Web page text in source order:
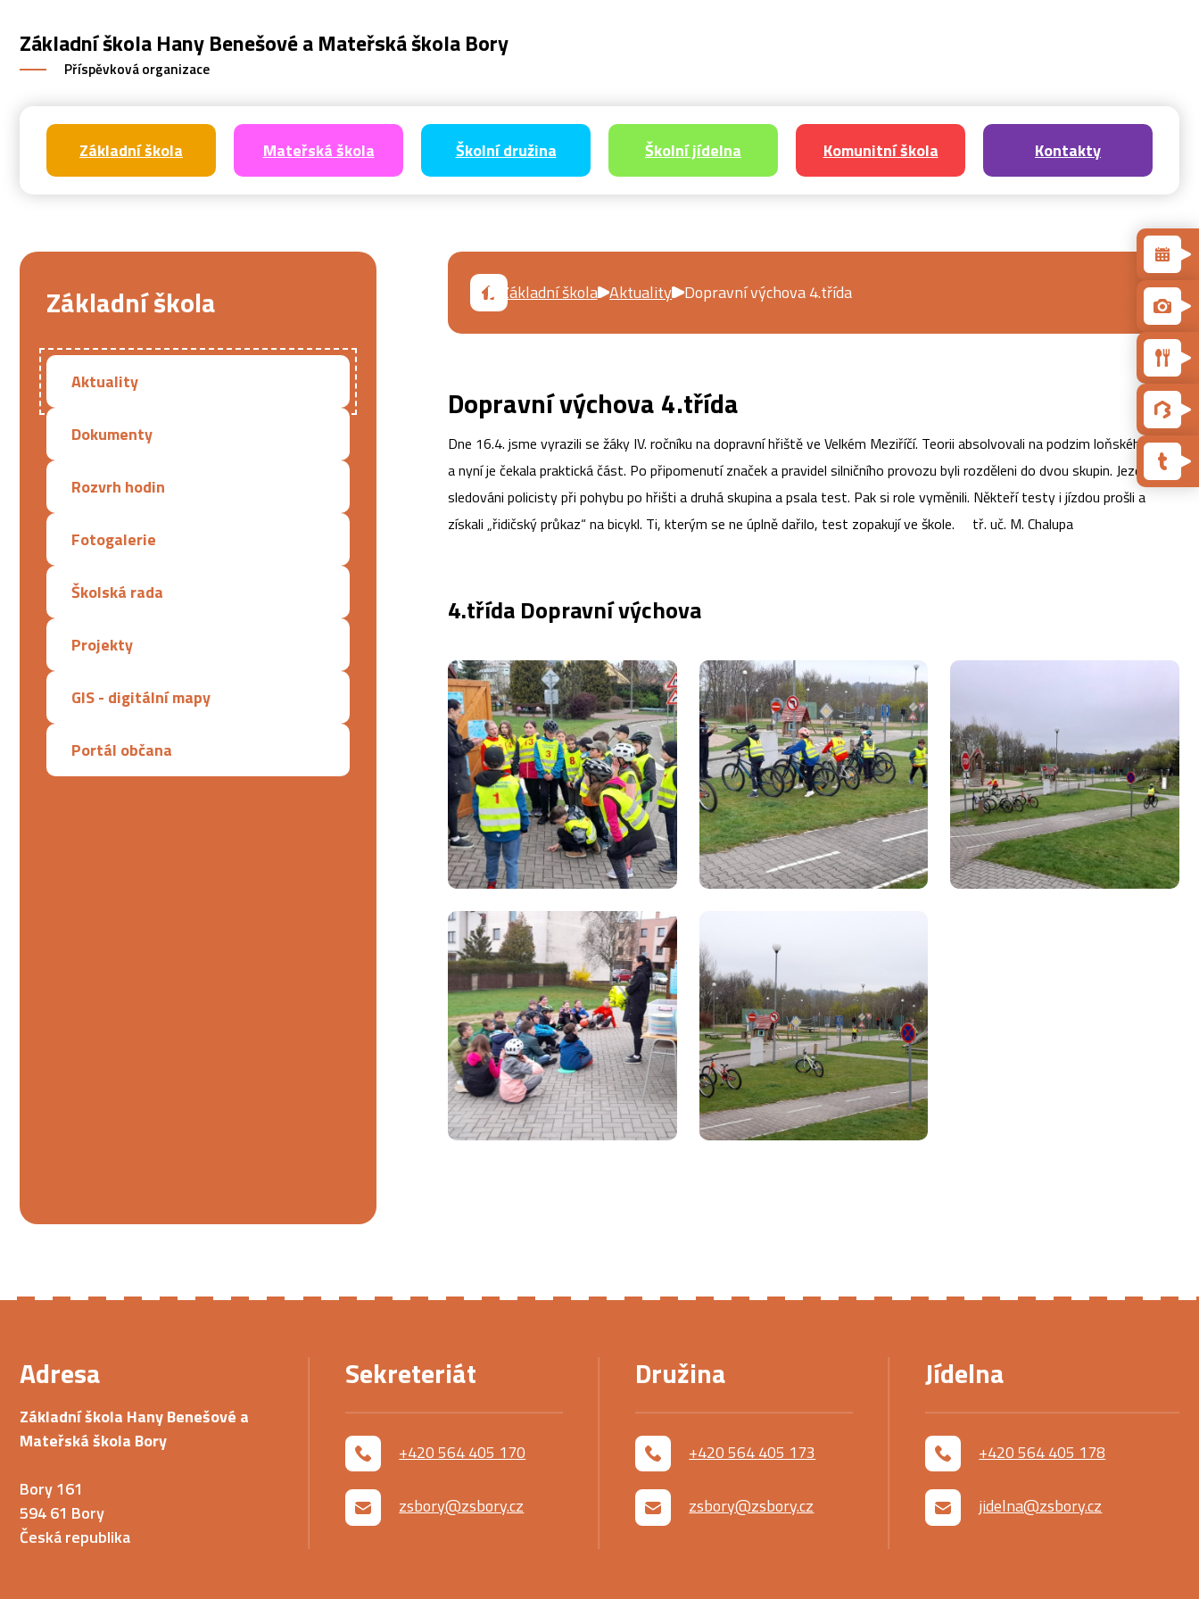
Základní škola Hany Benešové a Mateřská škola Bory
Příspěvková organizace
Základní škola Mateřská škola Školní družina Školní jídelna Komunitní škola Kontakty
Základní škola Aktuality Dopravní výchova 4.třída
Dopravní výchova 4.třída
Dne 16.4. jsme vyrazili se žáky IV. ročníku na dopravní hřiště ve Velkém Meziříčí. Teorii absolvovali na podzim loňského roku
a nyní je čekala praktická část. Po připomenutí značek a pravidel silničního provozu byli rozděleni do dvou skupin. Jezdci byli
sledováni policisty při pohybu po hřišti a druhá skupina a psala test. Pak si role vyměnili. Někteří testy i jízdou prošli a
získali „řidičský průkaz“ na bicykl. Ti, kterým se ne úplně dařilo, test zopakují ve škole. tř. uč. M. Chalupa
4.třída Dopravní výchova
Základní škola
Aktuality
Dokumenty
Rozvrh hodin
Fotogalerie
Školská rada
Projekty
GIS - digitální mapy
Portál občana
Adresa
Základní škola Hany Benešové a
Mateřská škola Bory
Bory 161
594 61 Bory
Česká republika
Sekreteriát
+420 564 405 170
zsbory@zsbory.cz
Družina
+420 564 405 173
zsbory@zsbory.cz
Jídelna
+420 564 405 178
jidelna@zsbory.cz